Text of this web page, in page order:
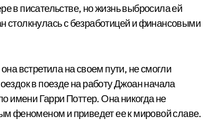
в писательстве, но жизнь выбросила ей
столкнулась с безработицей и финансовыми
встретила на своем пути, не смогли
в поезде на работу Джоан начала
имени Гарри Поттер. Она никогда не
феноменом и приведет ее к мировой славе.